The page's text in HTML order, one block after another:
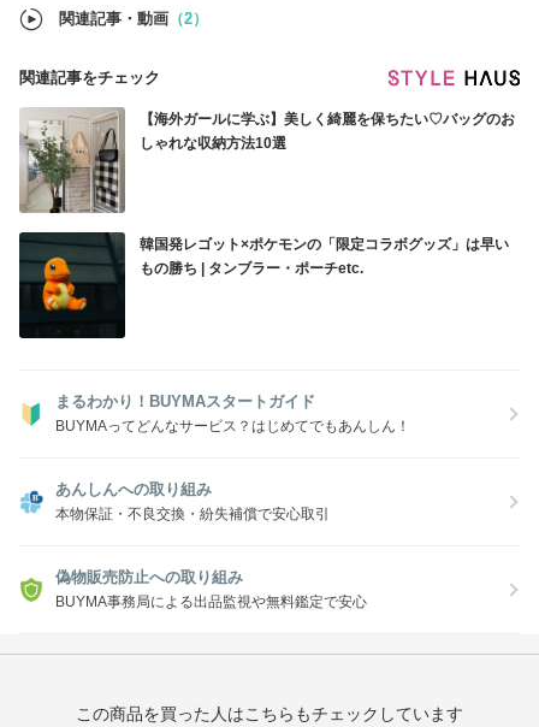
ぜひこの機会に割引クーポンご利用でお得にお買い物をお楽しみくださ
います。
関連記事・動画 （2）
関連記事をチェック
【海外ガールに学ぶ】美しく綺麗を保ちたい♡バッグのお
しゃれな収納方法10選
韓国発レゴット×ポケモンの「限定コラボグッズ」は早い
もの勝ち | タンブラー・ポーチetc.
まるわかり！BUYMAスタートガイド
BUYMAってどんなサービス？はじめてでもあんしん！
あんしんへの取り組み
本物保証・不良交換・紛失補償で安心取引
偽物販売防止への取り組み
BUYMA事務局による出品監視や無料鑑定で安心
この商品を買った人はこちらもチェックしています